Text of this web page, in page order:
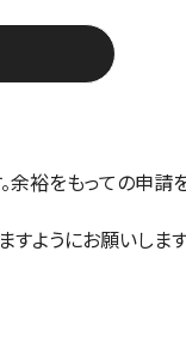
余裕をもっての申請
すようにお願いします